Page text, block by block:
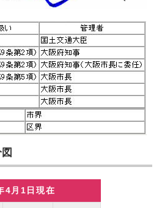
4月1日現在